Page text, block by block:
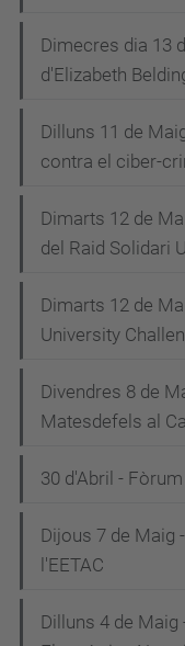
Dimecres dia 13
d'Elizabeth
Dilluns 11 de
contra el ciber-
Dimarts 12 de
del Raid Solidari
Dimarts 12 de
University
Divendres 8 de
Matesdefels al
30 d'Abril -
Dijous 7 de Maig
l'EETAC
Dilluns 4 de